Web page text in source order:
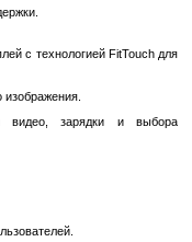
управление
без лишних
комфорт и